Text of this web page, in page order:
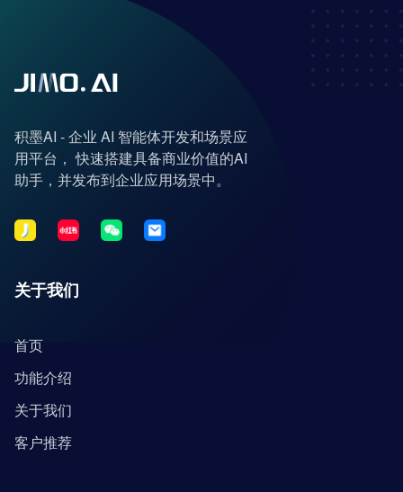
积墨AI - 企业 AI 智能体开发和场景应
用平台， 快速搭建具备商业价值的AI
助手，并发布到企业应用场景中。
关于我们
首页
功能介绍
关于我们
客户推荐